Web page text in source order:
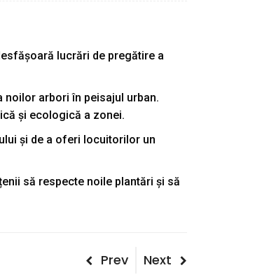
lucrări de pregătire a
noilor arbori în peisajul urban.
și ecologică a zonei.
și de a oferi locuitorilor un
să respecte noile plantări și să
Post
Previous
Prev
Next
Next